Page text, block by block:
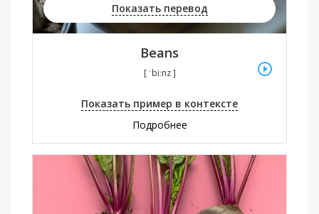
Показать перевод
Beans
[ ˈbiːnz ]
Показать пример в контексте
Подробнее